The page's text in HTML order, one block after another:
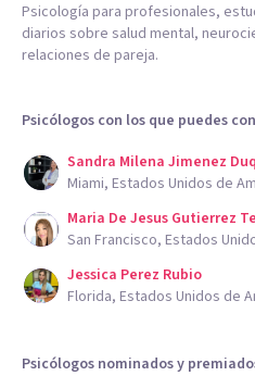
Psicología para profesionales,
diarios sobre salud mental,
relaciones de pareja.
Psicólogos con los que puedes
Sandra Milena Jimenez
Miami, Estados Unidos de
Maria De Jesus Gutierrez
San Francisco, Estados
Jessica Perez Rubio
Florida, Estados Unidos de
Psicólogos nominados y